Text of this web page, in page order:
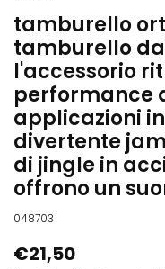
tamburello
tamburello da
l'accessorio
performance
applicazioni
divertente
di jingle in
offrono un
048703
€21,50